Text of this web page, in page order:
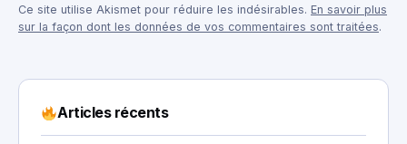
Ce site utilise Akismet pour réduire les indésirables. En savoir plus
sur la façon dont les données de vos commentaires sont traitées.
Articles récents